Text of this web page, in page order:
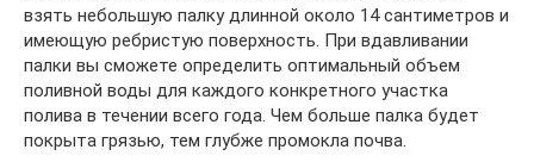
взять небольшую палку длинной около 14 сантиметров и
имеющую ребристую поверхность. При вдавливании
палки вы сможете определить оптимальный объем
поливной воды для каждого конкретного участка
полива в течении всего года. Чем больше палка будет
покрыта грязью, тем глубже промокла почва.